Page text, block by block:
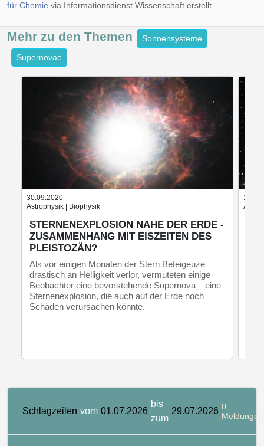
für Chemie via Informationsdienst Wissenschaft erstellt.
Mehr zu den Themen
Sonnensysteme
Supernovae
30.09.2020
Astrophysik | Biophysik
STERNENEXPLOSION NAHE DER ERDE -
ZUSAMMENHANG MIT EISZEITEN DES
PLEISTOZÄN?
Als vor einigen Monaten der Stern Beteigeuze
drastisch an Helligkeit verlor, vermuteten einige
Beobachter eine bevorstehende Supernova – eine
Sternenexplosion, die auch auf der Erde noch
Schäden verursachen könnte.
Schlagzeilen vom 01.07.2026
bis
zum
29.07.2026 0
Meldungen